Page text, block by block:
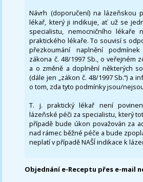
Návrh (doporučení) na lázeňskou
lékař, který ji indikuje, ať už se
specialistu, nemocničního lékaře
praktického lékaře. To souvisí s
přezkoumání naplnění
zákona č. 48/1997 Sb., o veřejném
a o změně a doplnění některých
(dále jen „zákon č. 48/1997 Sb.“) a
o tom, zda tyto podmínky jsou/
T. j. praktický lékař není
lázeňské péči za specialistu, který
případě bude úkon považován za
nad rámec běžné péče a bude
neplatí v případě NAŠÍ indikace k
Objednání e-Receptu přes e-mail